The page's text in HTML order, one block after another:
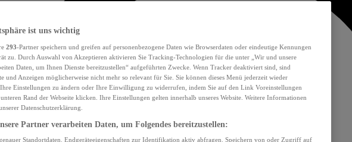
ist uns wichtig
293-Partner speichern und greifen auf personenbezogene Daten wie Browserdaten oder eindeutige Kennungen
zu. Durch Auswahl von Akzeptieren aktivieren Sie Tracking-Technologien für die unter „Wir und unsere
Daten, um Ihnen Dienste bereitzustellen“ aufgeführten Zwecke. Wenn Tracker deaktiviert sind, sind
und Anzeigen möglicherweise nicht mehr so relevant für Sie. Sie können dieses Menü jederzeit wieder
Einstellungen zu ändern oder Ihre Einwilligung zu widerrufen, indem Sie auf den Link Voreinstellungen
Rand der Webseite klicken. Ihre Einstellungen gelten innerhalb unseres Website. Weitere Informationen
Datenschutzerklärung.
Partner verarbeiten Daten, um Folgendes bereitzustellen:
Standortdaten. Endgeräteeigenschaften zur Identifikation aktiv abfragen. Speichern von oder Zugriff auf